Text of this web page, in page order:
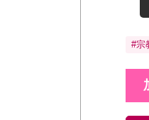
#宗